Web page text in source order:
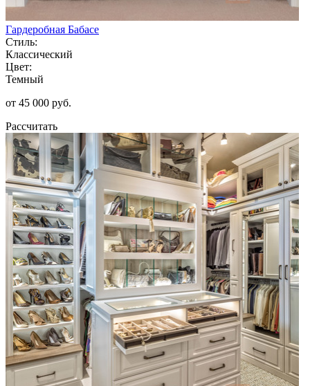
Гардеробная Бабасе
Стиль:
Классический
Цвет:
Темный
от 45 000 руб.
Рассчитать